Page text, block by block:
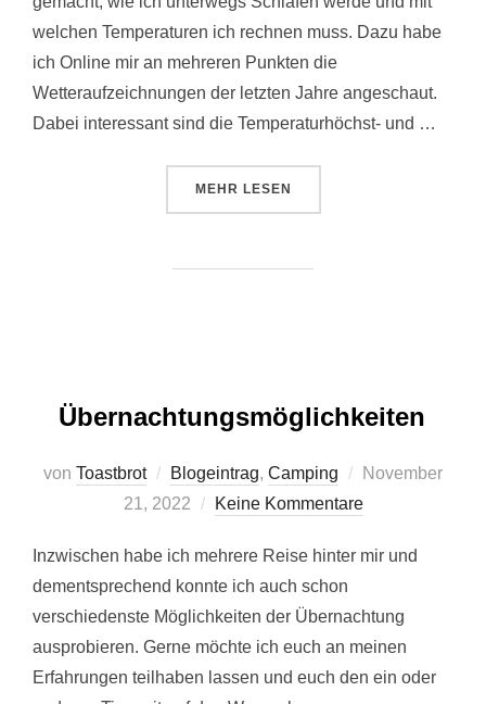
welchen Temperaturen ich rechnen muss. Dazu habe
ich Online mir an mehreren Punkten die
Wetteraufzeichnungen der letzten Jahre angeschaut.
Dabei interessant sind die Temperaturhöchst- und …
MEHR ÜBER „SCHLAFEN IM ZELT“
LESEN
Übernachtungsmöglichkeiten
von Toastbrot Blogeintrag, Camping
Veröffentlicht
am
November
21, 2022
Keine Kommentare
Inzwischen habe ich mehrere Reise hinter mir und
dementsprechend konnte ich auch schon
verschiedenste Möglichkeiten der Übernachtung
ausprobieren. Gerne möchte ich euch an meinen
Erfahrungen teilhaben lassen und euch den ein oder